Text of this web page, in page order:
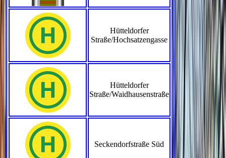
Hütteldorfer
Straße/Hochsatzengasse
Hütteldorfer
Straße/Waidhausenstraße
Seckendorfstraße Süd